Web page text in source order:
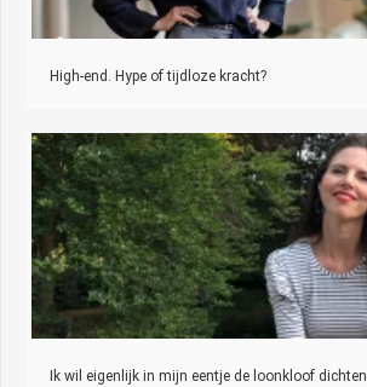
High-end. Hype of tijdloze kracht?
Ik wil eigenlijk in mijn eentje de loonkloof dichten